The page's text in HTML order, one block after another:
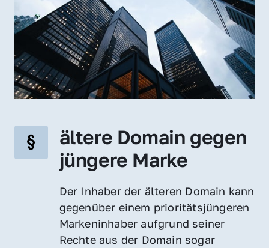
ältere Domain gegen
jüngere Marke
Der Inhaber der älteren Domain kann
gegenüber einem prioritätsjüngeren
Markeninhaber aufgrund seiner
Rechte aus der Domain sogar